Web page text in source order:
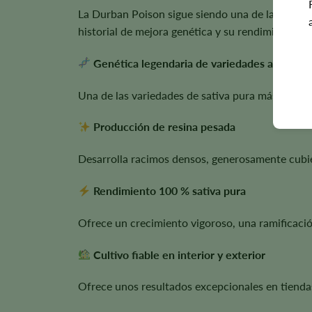
La Durban Poison sigue siendo una de las
historial de mejora genética y su rendimiento
Genética legendaria de variedades
Una de las variedades de sativa pura más
Producción de resina pesada
Desarrolla racimos densos, generosamente
Rendimiento 100 % sativa pura
Ofrece un crecimiento vigoroso, una
Cultivo fiable en interior y exterior
Ofrece unos resultados excepcionales en